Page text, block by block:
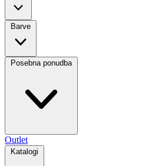
Barve
Posebna ponudba
Outlet
Katalogi